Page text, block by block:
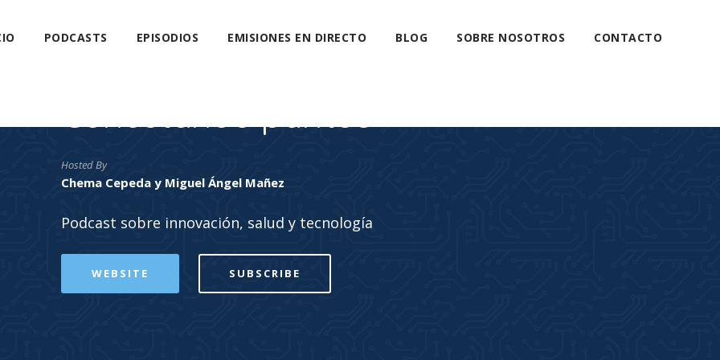
PODCASTS EPISODIOS EMISIONES EN DIRECTO BLOG SOBRE NOSOTROS CONTACTO
Conectando puntos
Hosted By
Chema Cepeda y Miguel Ángel Mañez
Podcast sobre innovación, salud y tecnología
WEBSITE SUBSCRIBE